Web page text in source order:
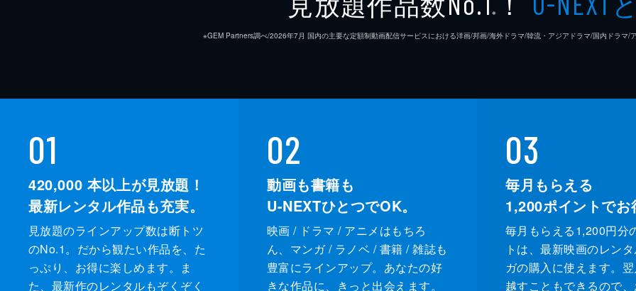
クリ
デイ
カヴ
監督 デイミ
※
※GEM Partners調べ/2026年7⽉ 国内の主要な定額制動画配信サービスにおける洋画/邦画/海外ドラマ/韓流・アジアドラマ/国内ドラマ/
01
420,000 本以上が見放題！
最新レンタル作品も充実。
見放題のラインアップ数は断トツ
のNo.1。だから観たい作品を、た
っぷり、お得に楽しめます。ま
た、最新作のレンタルもぞくぞく
02
動画も書籍も
U-NEXTひとつでOK。
映画 / ドラマ / アニメはもちろ
ん、マンガ / ラノベ / 書籍 / 雑誌も
豊富にラインアップ。あなたの好
きな作品に、きっと出会えます。
03
毎月もらえる
1,200ポイントでお
毎月もらえる1,200円分
トは、最新映画のレン
ガの購入に使えます。
越すこともできるので